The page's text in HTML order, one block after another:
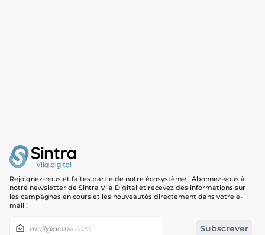
Rejoignez-nous et faites partie de notre écosystème ! Abonnez-vous à
notre newsletter de Sintra Vila Digital et recevez des informations sur
les campagnes en cours et les nouveautés directement dans votre e-
mail !